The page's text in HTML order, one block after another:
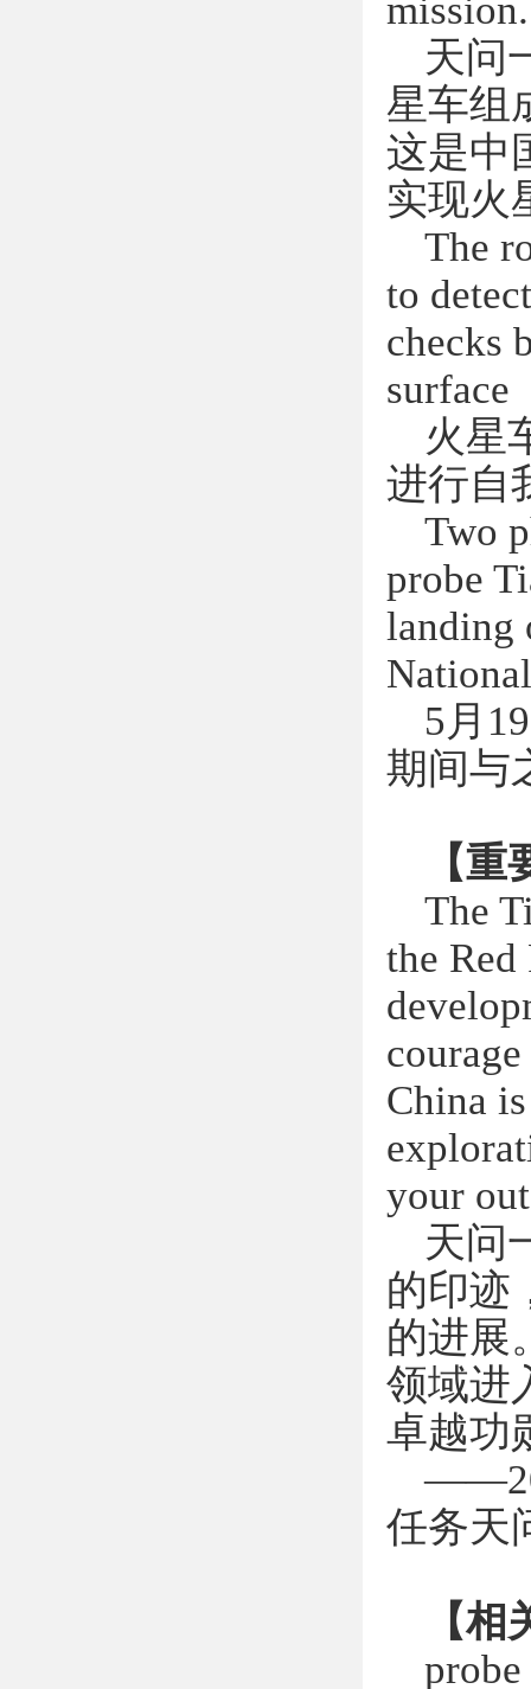
mission.
天问
星车组
这是中
实现火
The
to
checks
surface
火星
进行自
Two
probe
landing
5月 19
期间与
【
The
the Red
China
your
天问
的印迹
的进展
领域进
卓越功
任务天
【